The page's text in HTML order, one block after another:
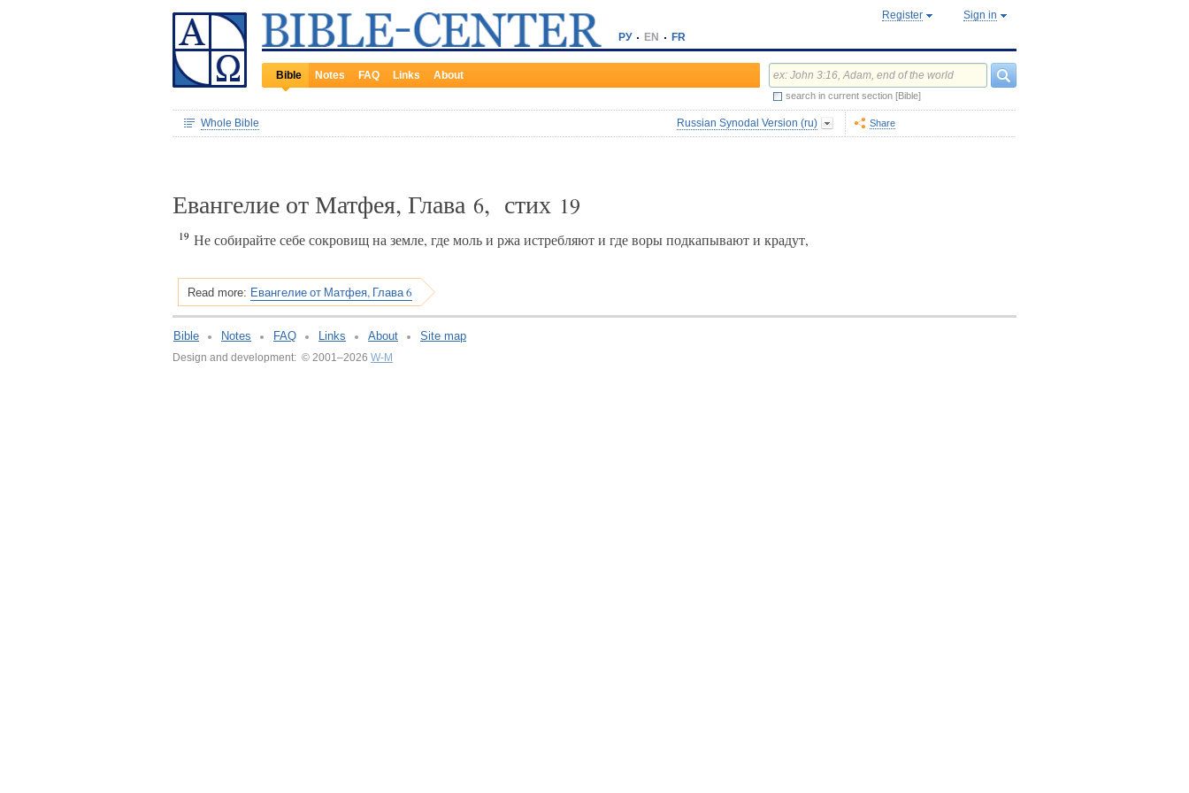
РУ EN FR
Register Sign in
Bible Notes FAQ Links About
search in current section [Bible]
Whole Bible Russian Synodal Version (ru) Share
Евангелие от Матфея, Глава 6, стих 19
19 Не собирайте себе сокровищ на земле, где моль и ржа истребляют и где воры подкапывают и крадут,
Read more: Евангелие от Матфея, Глава 6
Bible Notes FAQ Links About Site map
Design and development: © 2001–2026 W-M